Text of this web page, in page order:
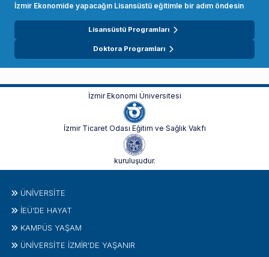
İzmir Ekonomide yapacağın Lisansüstü eğitimle bir adım öndesin
Lisansüstü Programları
Doktora Programları
İzmir Ekonomi Üniversitesi
İzmir Ticaret Odası Eğitim ve Sağlık Vakfı
kuruluşudur.
ÜNIVERSITE
İEÜ'DE HAYAT
KAMPÜS YAŞAM
ÜNİVERSİTE İZMİR'DE YAŞANIR